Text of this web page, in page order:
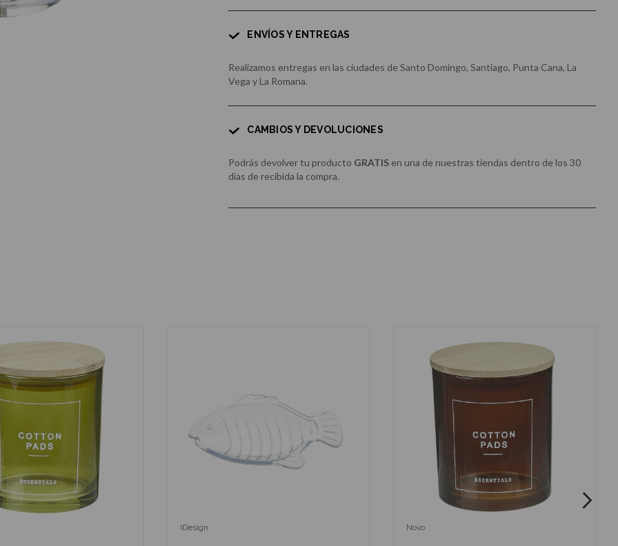
ENVÍOS Y ENTREGAS
Realizamos entregas en las ciudades de Santo Domingo, Santiago, Punta Cana, La
Vega y La Romana.
CAMBIOS Y DEVOLUCIONES
Podrás devolver tu producto GRATIS en una de nuestras tiendas dentro de los 30
días de recibida la compra.
IDesign Novo